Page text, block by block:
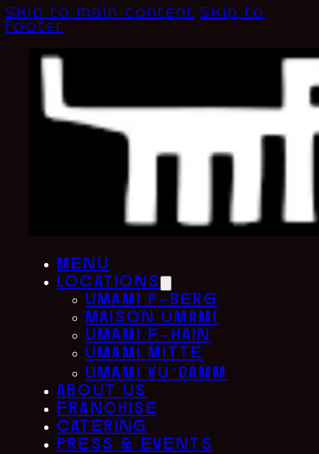
Skip to main content Skip to
footer
menu
locations
umami p-berg
maison umami
umami f-hain
umami mitte
umami ku’damm
about us
franchise
catering
press & events